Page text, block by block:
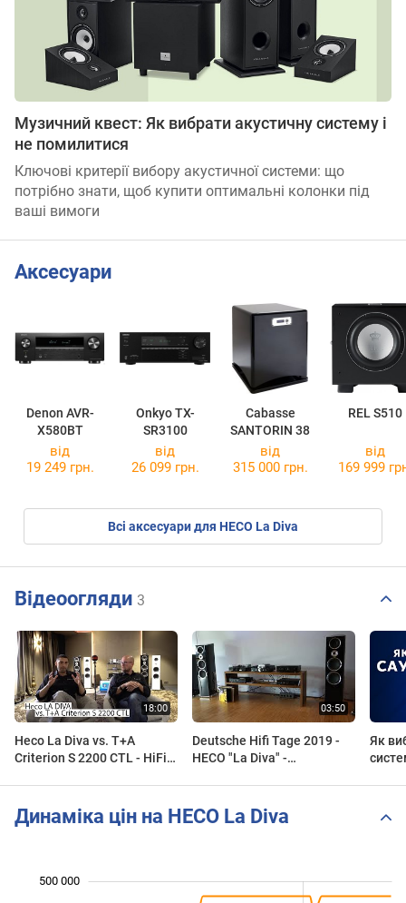
Музичний квест: Як вибрати акустичну систему і
не помилитися
Ключові критерії вибору акустичної системи: що
потрібно знати, щоб купити оптимальні колонки під
ваші вимоги
Аксесуари
Denon AVR-
X580BT
Onkyo TX-
SR3100
Cabasse
SANTORIN 38
REL S510
від
19 249 грн.
від
26 099 грн.
від
315 000 грн.
від
169 999
Всі аксесуари для HECO La Diva
Відеоогляди 3
Heco La Diva vs. T+A
Criterion S 2200 CTL - HiFi
Deutsche Hifi Tage 2019 -
HECO "La Diva" -
Як
Динаміка цін на HECO La Diva
500 000